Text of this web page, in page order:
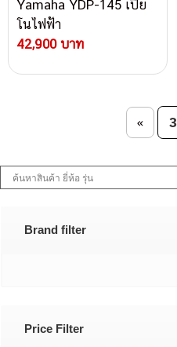
Yamaha YDP-145 เปีย
โนไฟฟ้า
42,900 บาท
Post navigation
« 3
Brand filter
Price Filter